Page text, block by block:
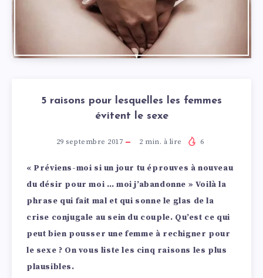
5 raisons pour lesquelles les femmes
évitent le sexe
29 septembre 2017 2 min. à lire 6
« Préviens-moi si un jour tu éprouves à nouveau
du désir pour moi … moi j’abandonne » Voilà la
phrase qui fait mal et qui sonne le glas de la
crise conjugale au sein du couple. Qu’est ce qui
peut bien pousser une femme à rechigner pour
le sexe ? On vous liste les cinq raisons les plus
plausibles.